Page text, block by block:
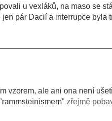
u vexláků, na maso se
pár Dacií a interrupce byla
vzorem, ale ani ona není
zřejmě